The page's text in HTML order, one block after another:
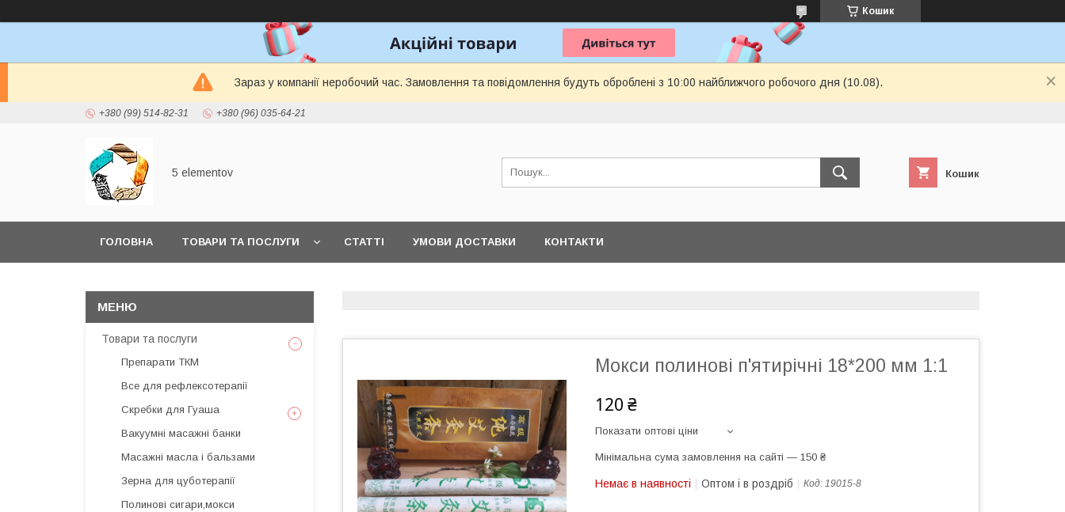
Кошик
Зараз у компанії неробочий час. Замовлення та повідомлення будуть оброблені з 10:00 найближчого робочого дня (10.08).
+380 (99) 514-82-31 +380 (96) 035-64-21
5 elementov Кошик
ГОЛОВНА ТОВАРИ ТА ПОСЛУГИ СТАТТІ УМОВИ ДОСТАВКИ КОНТАКТИ
Мокси полинові п'ятирічні 18*200 мм 1:1
120 ₴
Показати оптові ціни
Мінімальна сума замовлення на сайті — 150 ₴
Немає в наявності Оптом і в роздріб Код: 19015-8
Товари та послуги
Препарати ТКМ
Все для рефлексотерапії
Скребки для Гуаша
Вакуумні масажні банки
Масажні масла і бальзами
Зерна для цуботерапії
Полинові сигари,мокси